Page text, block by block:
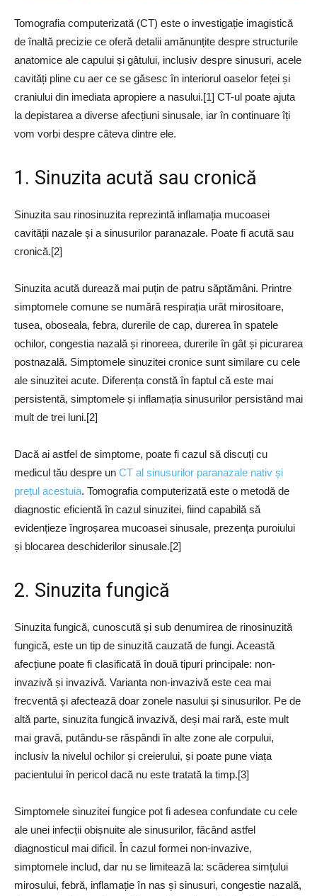
Tomografia computerizată (CT) este o investigație imagistică
de înaltă precizie ce oferă detalii amănunțite despre structurile
anatomice ale capului și gâtului, inclusiv despre sinusuri, acele
cavități pline cu aer ce se găsesc în interiorul oaselor feței și
craniului din imediata apropiere a nasului.[1] CT-ul poate ajuta
la depistarea a diverse afecțiuni sinusale, iar în continuare îți
vom vorbi despre câteva dintre ele.
1. Sinuzita acută sau cronică
Sinuzita sau rinosinuzita reprezintă inflamația mucoasei
cavității nazale și a sinusurilor paranazale. Poate fi acută sau
cronică.[2]
Sinuzita acută durează mai puțin de patru săptămâni. Printre
simptomele comune se numără respirația urât mirositoare,
tusea, oboseala, febra, durerile de cap, durerea în spatele
ochilor, congestia nazală și rinoreea, durerile în gât și picurarea
postnazală. Simptomele sinuzitei cronice sunt similare cu cele
ale sinuzitei acute. Diferența constă în faptul că este mai
persistentă, simptomele și inflamația sinusurilor persistând mai
mult de trei luni.[2]
Dacă ai astfel de simptome, poate fi cazul să discuți cu
medicul tău despre un CT al sinusurilor paranazale nativ și
prețul acestuia. Tomografia computerizată este o metodă de
diagnostic eficientă în cazul sinuzitei, fiind capabilă să
evidențieze îngroșarea mucoasei sinusale, prezența puroiului
și blocarea deschiderilor sinusale.[2]
2. Sinuzita fungică
Sinuzita fungică, cunoscută și sub denumirea de rinosinuzită
fungică, este un tip de sinuzită cauzată de fungi. Această
afecțiune poate fi clasificată în două tipuri principale: non-
invazivă și invazivă. Varianta non-invazivă este cea mai
frecventă și afectează doar zonele nasului și sinusurilor. Pe de
altă parte, sinuzita fungică invazivă, deși mai rară, este mult
mai gravă, putându-se răspândi în alte zone ale corpului,
inclusiv la nivelul ochilor și creierului, și poate pune viața
pacientului în pericol dacă nu este tratată la timp.[3]
Simptomele sinuzitei fungice pot fi adesea confundate cu cele
ale unei infecții obișnuite ale sinusurilor, făcând astfel
diagnosticul mai dificil. În cazul formei non-invazive,
simptomele includ, dar nu se limitează la: scăderea simțului
mirosului, febră, inflamație în nas și sinusuri, congestie nazală,